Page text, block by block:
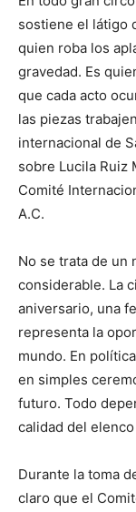
sostiene el látigo
quien roba los
gravedad. Es
que cada acto
las piezas
internacional de
sobre Lucila Ruiz
Comité
A.C.
No se trata de un
considerable. La
aniversario, una
representa la
mundo. En
en simples
futuro. Todo
calidad del
Durante la toma
claro que el